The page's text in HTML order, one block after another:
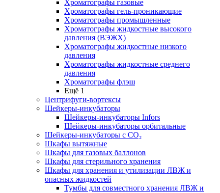
Хроматографы газовые
Хроматографы гель-проникающие
Хроматографы промышленные
Хроматографы жидкостные высокого
давления (ВЭЖХ)
Хроматографы жидкостные низкого
давления
Хроматографы жидкостные среднего
давления
Хроматографы флэш
Ещё 1
Центрифуги-вортексы
Шейкеры-инкубаторы
Шейкеры-инкубаторы Infors
Шейкеры-инкубаторы орбитальные
Шейкеры-инкубаторы с CО₂
Шкафы вытяжные
Шкафы для газовых баллонов
Шкафы для стерильного хранения
Шкафы для хранения и утилизации ЛВЖ и
опасных жидкостей
Тумбы для совместного хранения ЛВЖ и